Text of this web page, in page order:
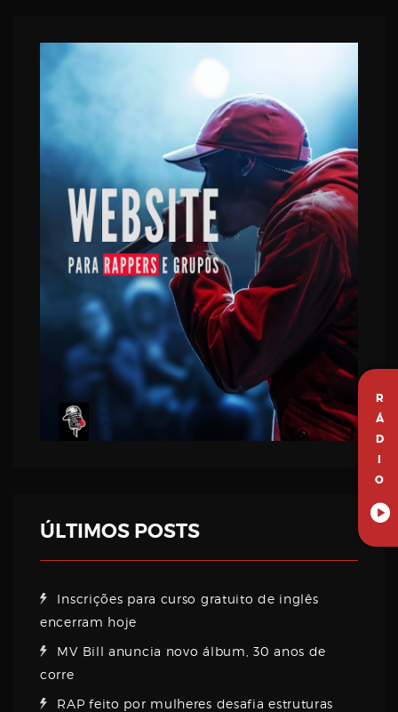
R
Á
D
I
O
ÚLTIMOS POSTS
Inscrições para curso gratuito de inglês
encerram hoje
MV Bill anuncia novo álbum, 30 anos de
corre
RAP feito por mulheres desafia estruturas